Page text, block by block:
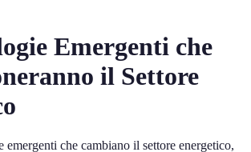
Emergenti che
il Settore
emergenti che cambiano il settore energetico,